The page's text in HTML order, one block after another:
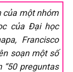
của một nhóm
của Đại học
Francisco
soạn một số
preguntas